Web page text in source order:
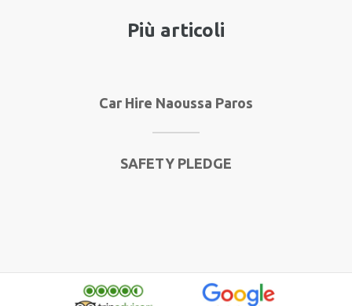
Più articoli
Car Hire Naoussa Paros
SAFETY PLEDGE